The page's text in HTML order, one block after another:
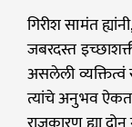
गिरीश सामंत
जबरदस्त
असलेली व्यक्तित्वं
त्यांचे अनुभव